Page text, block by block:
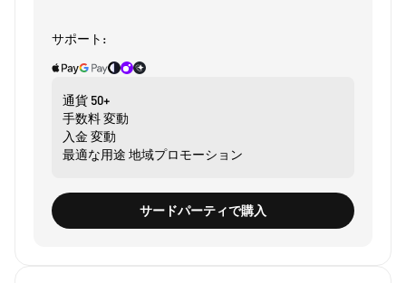
サポート:
通貨 50+
手数料変動
入金 変動
最適な用途 地域プロモーション
サードパーティで購入